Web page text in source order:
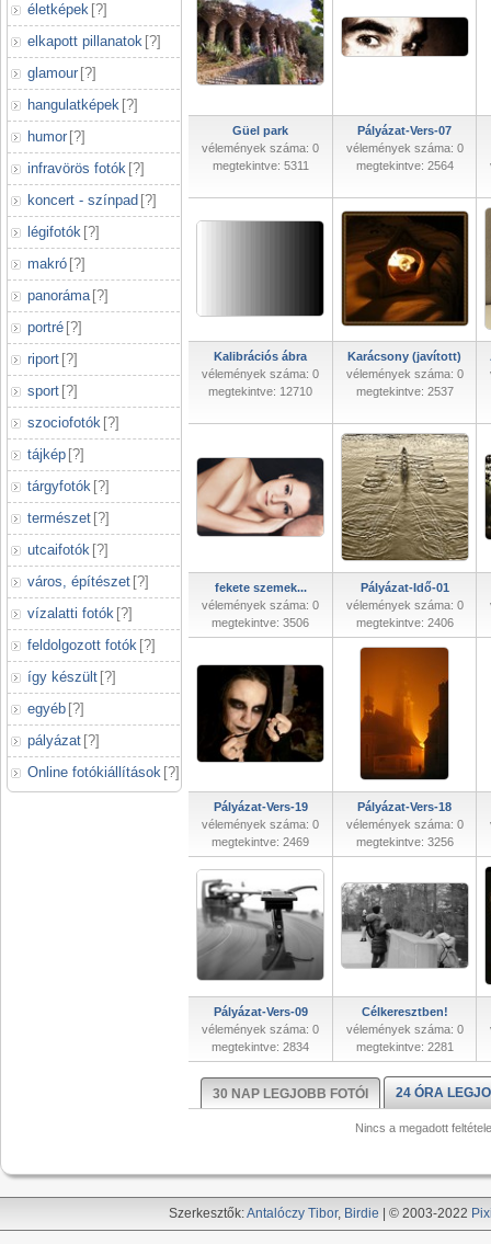
életképek [?]
elkapott pillanatok [?]
glamour [?]
hangulatképek [?]
humor [?]
infravörös fotók [?]
koncert - színpad [?]
légifotók [?]
makró [?]
panoráma [?]
portré [?]
riport [?]
sport [?]
szociofotók [?]
tájkép [?]
tárgyfotók [?]
természet [?]
utcaifotók [?]
város, építészet [?]
vízalatti fotók [?]
feldolgozott fotók [?]
így készült [?]
egyéb [?]
pályázat [?]
Online fotókiállítások [?]
Güel park
vélemények száma: 0
megtekintve: 5311
Pályázat-Vers-07
vélemények száma: 0
megtekintve: 2564
Kalibrációs ábra
vélemények száma: 0
megtekintve: 12710
Karácsony (javított)
vélemények száma: 0
megtekintve: 2537
fekete szemek...
vélemények száma: 0
megtekintve: 3506
Pályázat-Idő-01
vélemények száma: 0
megtekintve: 2406
Pályázat-Vers-19
vélemények száma: 0
megtekintve: 2469
Pályázat-Vers-18
vélemények száma: 0
megtekintve: 3256
Pályázat-Vers-09
vélemények száma: 0
megtekintve: 2834
Célkeresztben!
vélemények száma: 0
megtekintve: 2281
30 NAP LEGJOBB FOTÓI 24 ÓRA
Nincs a megadott
Szerkesztők:Antalóczy Tibor, Birdie | © 2003-2022